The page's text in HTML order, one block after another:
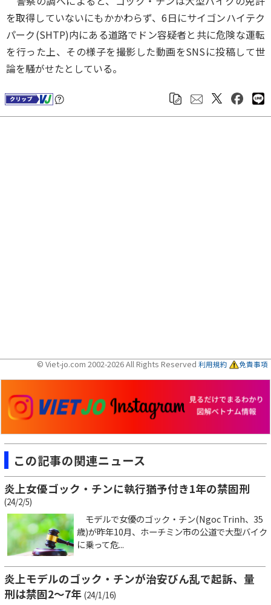
を取得していないにもかかわらず、6日にサイゴンハイテク
パーク(SHTP)内にある道路でドン容疑者と共に危険な運転
を行った上、その様子を撮影した動画をSNSに投稿して世
論を騒がせたとしている。
© Viet-jo.com 2002-2026 All Rights Reserved 利用規約 免責事項
この記事の関連ニュース
炎上女優ゴック・チンに執行猶予付き1年の禁固刑
(24/2/5)
モデルで女優のゴック・チン(Ngoc Trinh、35
歳)が昨年10月、ホーチミン市の公道で大型バイク
に乗って危...
炎上モデルのゴック・チンが治安びん乱で起訴、量
刑は禁固2～7年 (24/1/16)